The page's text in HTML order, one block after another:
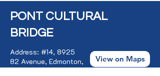
PONT CULTURAL
BRIDGE
Address: #14, 8925
82 Avenue, Edmonton,
AB, Canada, T6C
View on Maps